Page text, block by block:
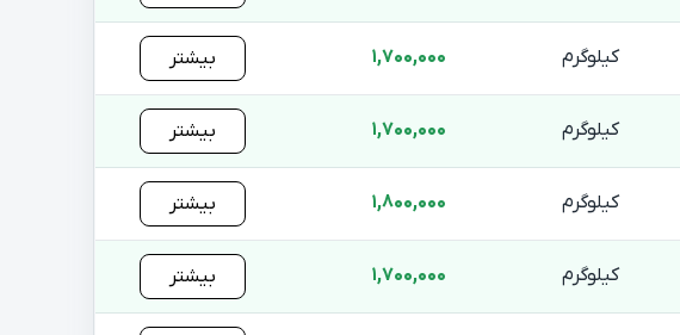
کیلوگرم 1,700,000 بیشتر
کیلوگرم 1,700,000 بیشتر
کیلوگرم 1,800,000 بیشتر
کیلوگرم 1,700,000 بیشتر